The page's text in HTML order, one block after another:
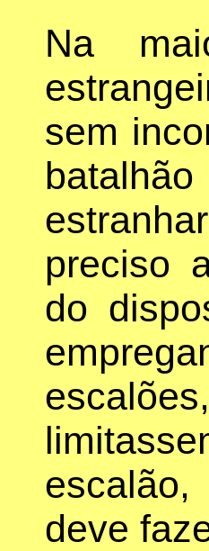
Na
sem
preciso
do
deve